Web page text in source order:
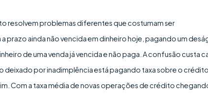
resolvem problemas diferentes que costumam ser
prazo ainda não vencida em dinheiro hoje, pagando um
de uma venda já vencida e não paga. A confusão custa
deixado por inadimplência está pagando taxa sobre o crédito
Com a taxa média de novas operações de crédito